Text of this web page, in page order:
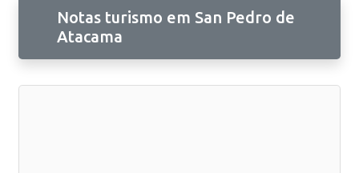
Notas turismo em San Pedro de
Atacama